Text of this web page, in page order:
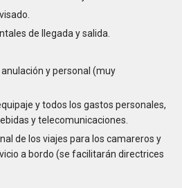
de llegada y salida.
y personal (muy
y todos los gastos personales,
y telecomunicaciones.
de los viajes para los camareros y
a bordo (se facilitarán directrices